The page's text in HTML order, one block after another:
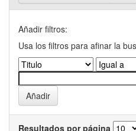
Añadir filtros:
Usa los filtros para afinar la
Resultados por página